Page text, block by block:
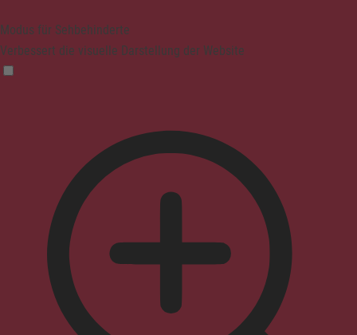
Modus für Sehbehinderte
Verbessert die visuelle Darstellung der Website